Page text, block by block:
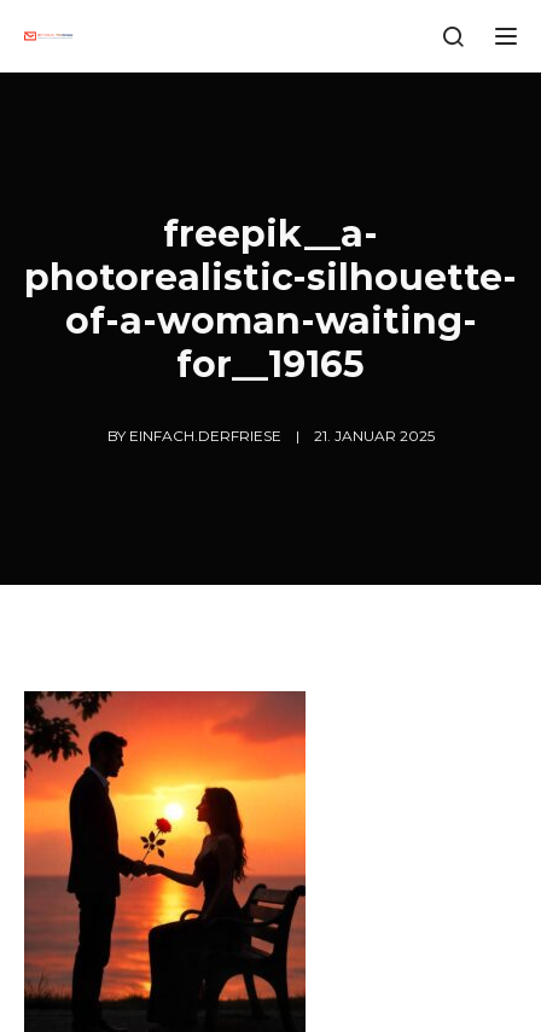
freepik__a-
photorealistic-silhouette-
of-a-woman-waiting-
for__19165
BY EINFACH.DERFRIESE 21. JANUAR 2025